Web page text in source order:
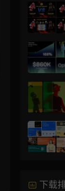
下载